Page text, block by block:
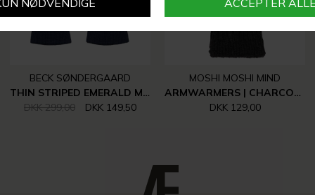
BECK SØNDERGAARD
DKK 299,00
DKK 149,50
MOSHI MOSHI MIND
DKK 129,00